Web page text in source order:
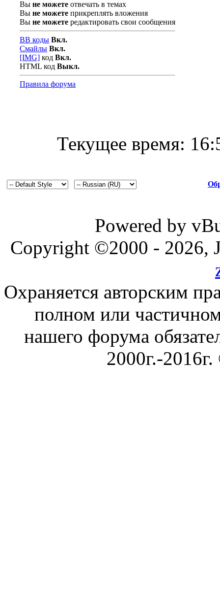
Вы не можете отвечать в темах
Вы не можете прикреплять вложения
Вы не можете редактировать свои сообщения
BB коды Вкл.
Смайлы Вкл.
[IMG] код Вкл.
HTML код Выкл.
Правила форума
Текущее время:
Powered by
Copyright ©2000 - 2026,
Охраняется авторским
полном или
нашего форума
2000г.-